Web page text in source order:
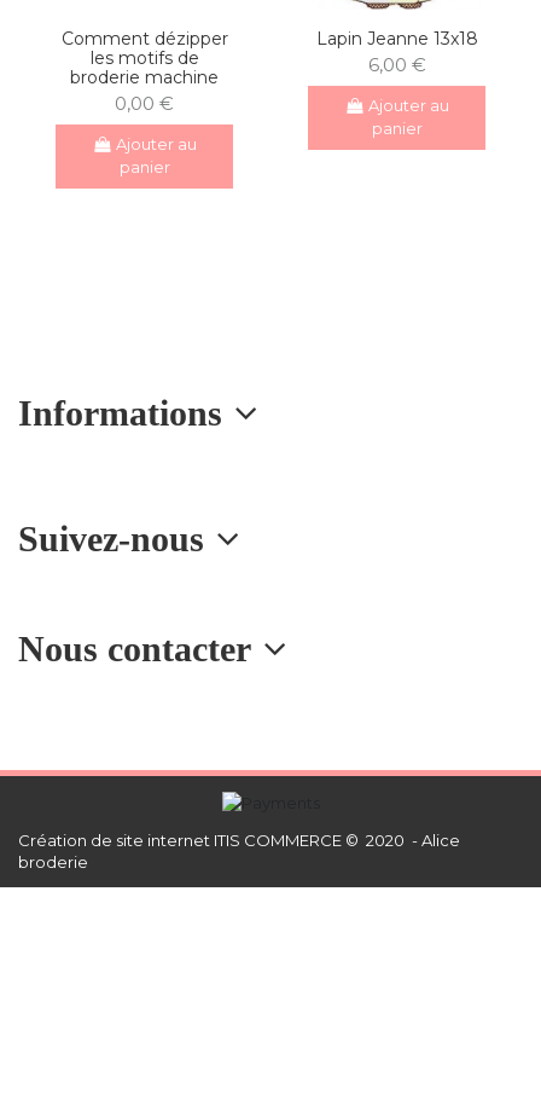
Comment dézipper
les motifs de
broderie machine
0,00 €
Ajouter au
panier
Lapin Jeanne 13x18
6,00 €
Ajouter au
panier
Nous contacter
Informations
Suivez-nous
Création de site internet ITIS COMMERCE © 2020 - Alice
broderie